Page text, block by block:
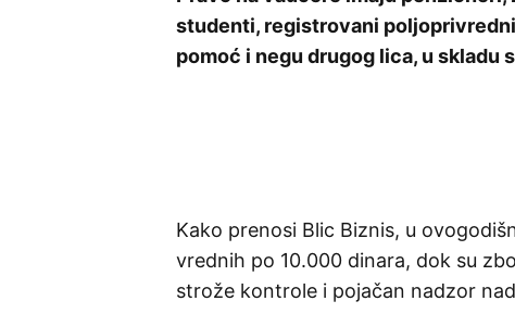
studenti, registrovani
pomoć i negu drugog lica, u skladu
Kako prenosi Blic Biznis, u
vrednih po 10.000 dinara, dok su
strože kontrole i pojačan nadzor